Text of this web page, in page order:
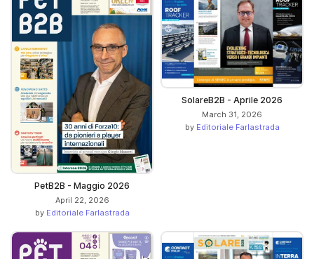
PetB2B - Maggio 2026
April 22, 2026
by Editoriale Farlastrada
SolareB2B - Aprile 2026
March 31, 2026
by Editoriale Farlastrada